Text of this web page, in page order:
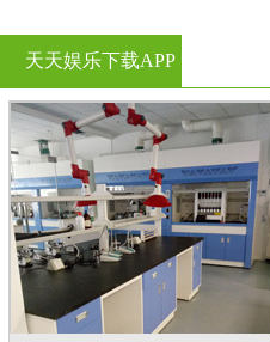
天天娱乐下载APP
官方看黄片